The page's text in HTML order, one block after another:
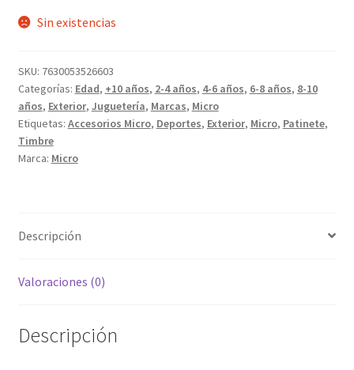
Sin existencias
SKU: 7630053526603
Categorías: Edad, +10 años, 2-4 años, 4-6 años, 6-8 años, 8-10
años, Exterior, Juguetería, Marcas, Micro
Etiquetas: Accesorios Micro, Deportes, Exterior, Micro, Patinete,
Timbre
Marca: Micro
Descripción
Valoraciones (0)
Descripción